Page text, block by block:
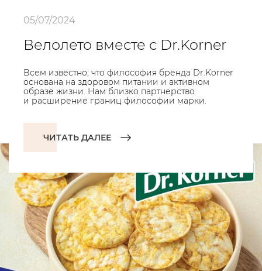
05/07/2024
Велолето вместе с Dr.Korner
Всем известно, что философия бренда Dr.Korner
основана на здоровом питании и активном
образе жизни. Нам близко партнерство
и расширение границ философии марки.
ЧИТАТЬ ДАЛЕЕ